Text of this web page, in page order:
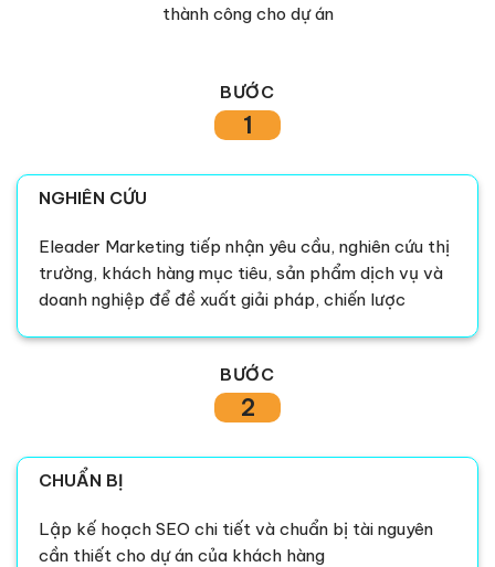
thành công cho dự án
BƯỚC
1
NGHIÊN CỨU
Eleader Marketing tiếp nhận yêu cầu, nghiên cứu thị
trường, khách hàng mục tiêu, sản phẩm dịch vụ và
doanh nghiệp để đề xuất giải pháp, chiến lược
BƯỚC
2
CHUẨN BỊ
Lập kế hoạch SEO chi tiết và chuẩn bị tài nguyên
cần thiết cho dự án của khách hàng